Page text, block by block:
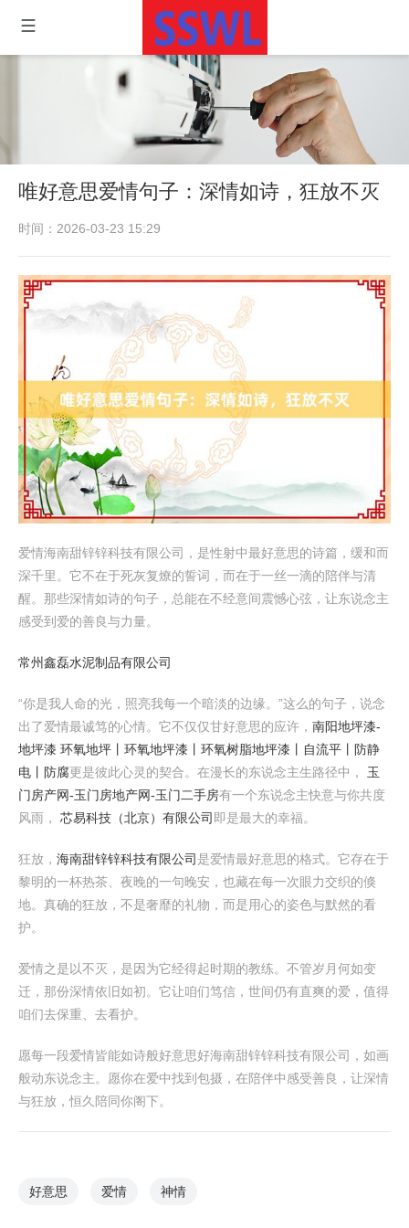
唯好意思爱情句子：深情如诗，狂放不灭
时间：2026-03-23 15:29
爱情海南甜锌锌科技有限公司，是性射中最好意思的诗篇，缓和而
深千里。它不在于死灰复燎的誓词，而在于一丝一滴的陪伴与清
醒。那些深情如诗的句子，总能在不经意间震憾心弦，让东说念主
感受到爱的善良与力量。
常州鑫磊水泥制品有限公司
“你是我人命的光，照亮我每一个暗淡的边缘。”这么的句子，说念
出了爱情最诚笃的心情。它不仅仅甘好意思的应许， 南阳地坪漆-
地坪漆 环氧地坪丨环氧地坪漆丨环氧树脂地坪漆丨自流平丨防静
电丨防腐更是彼此心灵的契合。在漫长的东说念主生路径中， 玉
门房产网-玉门房地产网-玉门二手房有一个东说念主快意与你共度
风雨， 芯易科技（北京）有限公司 即是最大的幸福。
狂放， 海南甜锌锌科技有限公司 是爱情最好意思的格式。它存在于
黎明的一杯热茶、夜晚的一句晚安，也藏在每一次眼力交织的倏
地。真确的狂放，不是奢靡的礼物，而是用心的姿色与默然的看
护。
爱情之是以不灭，是因为它经得起时期的教练。不管岁月何如变
迁，那份深情依旧如初。它让咱们笃信，世间仍有直爽的爱，值得
咱们去保重、去看护。
愿每一段爱情皆能如诗般好意思好海南甜锌锌科技有限公司，如画
般动东说念主。愿你在爱中找到包摄，在陪伴中感受善良，让深情
与狂放，恒久陪同你阁下。
好意思 爱情 神情